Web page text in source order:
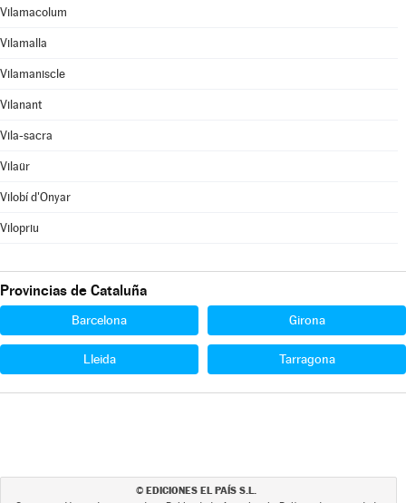
Vilamacolum
Vilamalla
Vilamaniscle
Vilanant
Vila-sacra
Vilaür
Vilobí d'Onyar
Vilopriu
Provincias de Cataluña
Barcelona Girona
Lleida Tarragona
© EDICIONES EL PAÍS S.L.